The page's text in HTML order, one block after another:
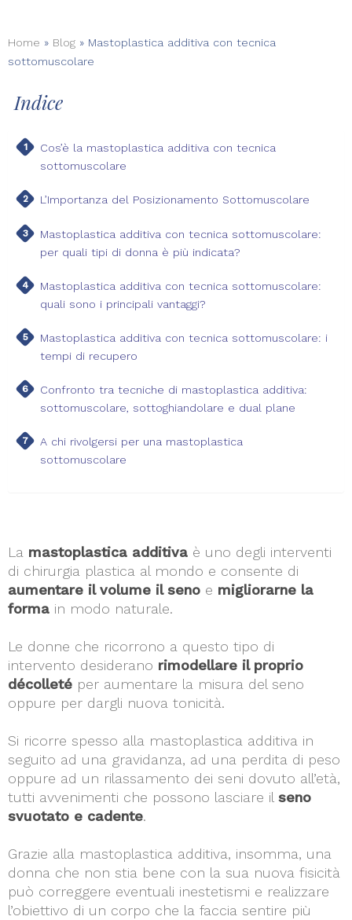
Home » Blog » Mastoplastica additiva con tecnica
sottomuscolare
Indice
Cos’è la mastoplastica additiva con tecnica
sottomuscolare
L’Importanza del Posizionamento Sottomuscolare
Mastoplastica additiva con tecnica sottomuscolare:
per quali tipi di donna è più indicata?
Mastoplastica additiva con tecnica sottomuscolare:
quali sono i principali vantaggi?
Mastoplastica additiva con tecnica sottomuscolare: i
tempi di recupero
Confronto tra tecniche di mastoplastica additiva:
sottomuscolare, sottoghiandolare e dual plane
A chi rivolgersi per una mastoplastica
sottomuscolare
La mastoplastica additiva è uno degli interventi
di chirurgia plastica al mondo e consente di
aumentare il volume il seno e migliorarne la
forma in modo naturale.
Le donne che ricorrono a questo tipo di
intervento desiderano rimodellare il proprio
décolleté per aumentare la misura del seno
oppure per dargli nuova tonicità.
Si ricorre spesso alla mastoplastica additiva in
seguito ad una gravidanza, ad una perdita di peso
oppure ad un rilassamento dei seni dovuto all’età,
tutti avvenimenti che possono lasciare il seno
svuotato e cadente.
Grazie alla mastoplastica additiva, insomma, una
donna che non stia bene con la sua nuova fisicità
può correggere eventuali inestetismi e realizzare
l’obiettivo di un corpo che la faccia sentire più